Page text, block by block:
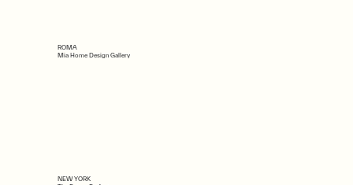
ROMA
Mia Home Design Gallery
NEW YORK